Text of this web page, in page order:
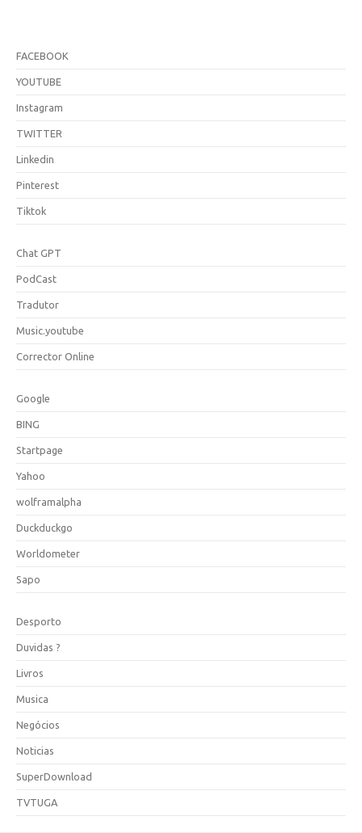
FACEBOOK
YOUTUBE
Instagram
TWITTER
Linkedin
Pinterest
Tiktok
Chat GPT
PodCast
Tradutor
Music.youtube
Corrector Online
Google
BING
Startpage
Yahoo
wolframalpha
Duckduckgo
Worldometer
Sapo
Desporto
Duvidas ?
Livros
Musica
Negócios
Noticias
SuperDownload
TVTUGA